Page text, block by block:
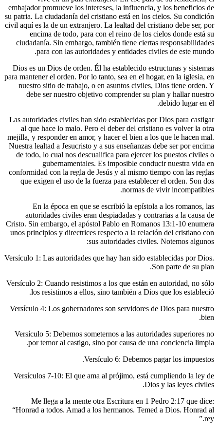
embajador
su patria.
civil aquí es
Dios es
para
Las
al que
mejilla, y
Nuestra
de todo,
que
En
Cristo. Sin
unos
Versículo 1:
Versículo
los
Versículo
por
Me
“Honrad